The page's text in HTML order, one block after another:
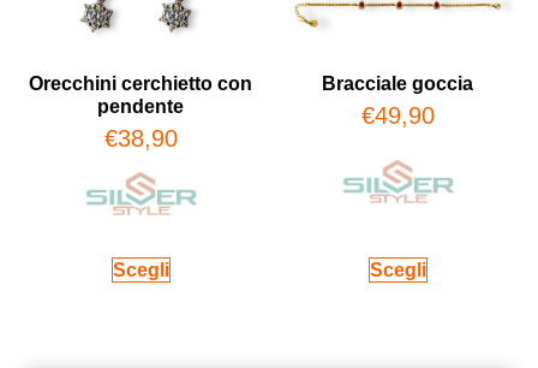
Orecchini cerchietto con
pendente
€38,90
Scegli
Bracciale goccia
€49,90
Scegli